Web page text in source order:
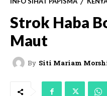
Strok Haba
Maut
By Siti Mariam